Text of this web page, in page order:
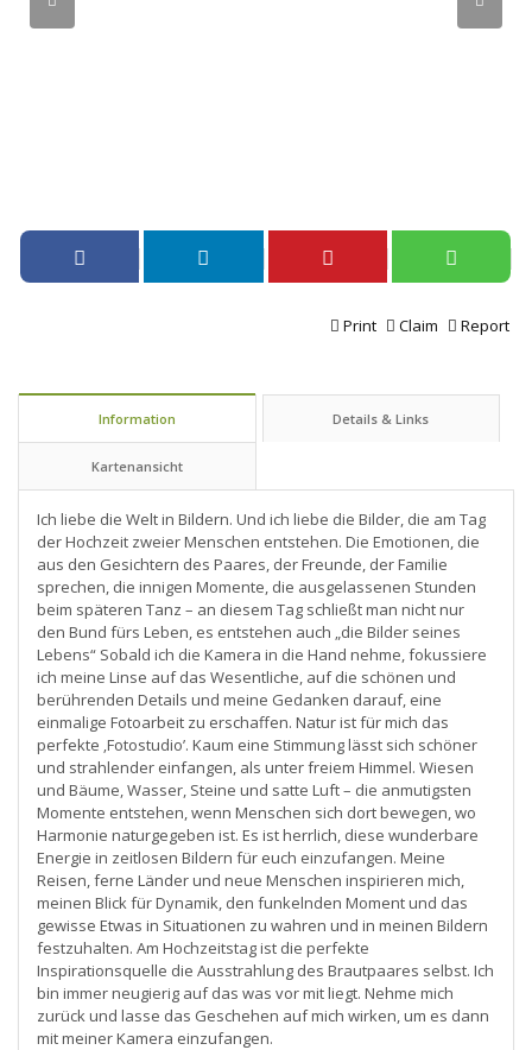
Report
Claim
Print
Information Details & Links
Kartenansicht
Ich liebe die Welt in Bildern. Und ich liebe die Bilder, die am Tag
der Hochzeit zweier Menschen entstehen. Die Emotionen, die
aus den Gesichtern des Paares, der Freunde, der Familie
sprechen, die innigen Momente, die ausgelassenen Stunden
beim späteren Tanz – an diesem Tag schließt man nicht nur
den Bund fürs Leben, es entstehen auch „die Bilder seines
Lebens“ Sobald ich die Kamera in die Hand nehme, fokussiere
ich meine Linse auf das Wesentliche, auf die schönen und
berührenden Details und meine Gedanken darauf, eine
einmalige Fotoarbeit zu erschaffen. Natur ist für mich das
perfekte ‚Fotostudio’. Kaum eine Stimmung lässt sich schöner
und strahlender einfangen, als unter freiem Himmel. Wiesen
und Bäume, Wasser, Steine und satte Luft – die anmutigsten
Momente entstehen, wenn Menschen sich dort bewegen, wo
Harmonie naturgegeben ist. Es ist herrlich, diese wunderbare
Energie in zeitlosen Bildern für euch einzufangen. Meine
Reisen, ferne Länder und neue Menschen inspirieren mich,
meinen Blick für Dynamik, den funkelnden Moment und das
gewisse Etwas in Situationen zu wahren und in meinen Bildern
festzuhalten. Am Hochzeitstag ist die perfekte
Inspirationsquelle die Ausstrahlung des Brautpaares selbst. Ich
bin immer neugierig auf das was vor mit liegt. Nehme mich
zurück und lasse das Geschehen auf mich wirken, um es dann
mit meiner Kamera einzufangen.